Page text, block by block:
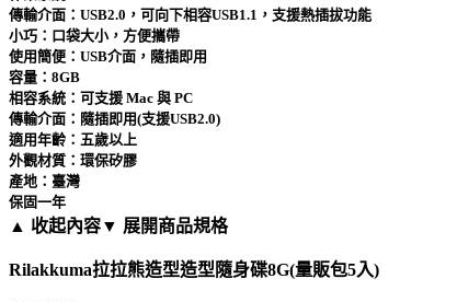
傳輸介面：USB2.0，可向下相容USB1.1，支援熱插拔功能
小巧：口袋大小，方便攜帶
使用簡便：USB介面，隨插即用
容量：8GB
相容系統：可支援 Mac 與 PC
傳輸介面：隨插即用(支援USB2.0)
適用年齡：五歲以上
外觀材質：環保矽膠
產地：臺灣
保固一年
▲ 收起內容▼ 展開商品規格
Rilakkuma拉拉熊造型造型隨身碟8G(量販包5入)